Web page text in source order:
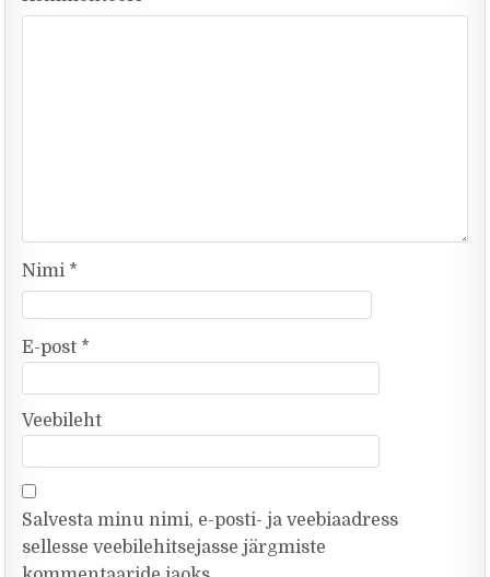
Nimi *
E-post *
Veebileht
Salvesta minu nimi, e-posti- ja veebiaadress
sellesse veebilehitsejasse järgmiste